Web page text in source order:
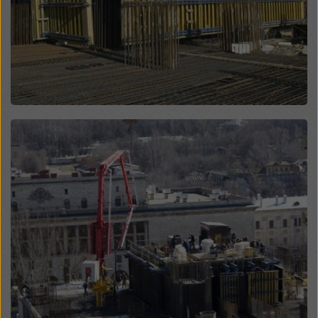
Open
modificando le vostreimpostazioni dei cookie
cliccando su impostazioni dei cookie in fondo a questo
sito web e utilizzando le caselle di controllo
corrispondenti. Potete revocare il vostro consenso in
qualsiasi momento, con effetto futuro e senza
indicarne il motivo, cliccando su
impostazioni cookie
in fondo a questo sito web.
Potete trovare ulteriori informazioni sui nostri cookie
nella nostra informativa sulla privacy
inoltre la possibilità di selezionare i vostri cookie
(impostazioni avanzate dei cookie).